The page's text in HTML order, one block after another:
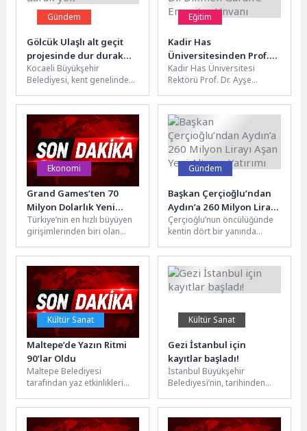
Gündem
Gölcük Ulaşlı alt geçit
projesinde dur durak
yok
Kocaeli Büyükşehir
Belediyesi, kent genelinde
önemli çalışmaları hayata
geçiriyor. Bu...
Eğitim
Kadir Has
Üniversitesinden Prof.
Dr. Dikmen Gürün’e
Emeritus Unvanı
Kadir Has Üniversitesi
Rektörü Prof. Dr. Ayşe
gerçekleştirilen törene
sanat, cemiyet ve...
Ekonomi
Grand Games’ten 70
Milyon Dolarlık Yeni
Yatırım
Türkiye’nin en hızlı büyüyen
girişimlerinden biri olan
Games, Balderton Growth
Fund...
Gündem
Başkan Çerçioğlu’ndan
Aydın’a 260 Milyon Lirayı
Aşan Yeni Altyapı Yatırımı
Çerçioğlu’nun öncülüğünde
kentin dört bir yanında
yatırımlarına her geçen gün
yenileri ekleniyor. Aydın...
Kültür Sanat
Maltepe’de Yazın Ritmi
90’lar Oldu
Maltepe Belediyesi
tarafından yaz etkinlikleri
açık hava konserleri, bu kez
90’lı yılların unutulmaz...
Kültür Sanat
Gezi İstanbul için
kayıtlar başladı!
İstanbul Büyükşehir
Belediyesi’nin, tarihinden
kültür mirasından sosyal
yapısına kadar birçok